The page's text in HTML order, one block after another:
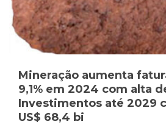
Mineração aumenta
9,1% em 2024 com alta
Investimentos até 2029
US$ 68,4 bi